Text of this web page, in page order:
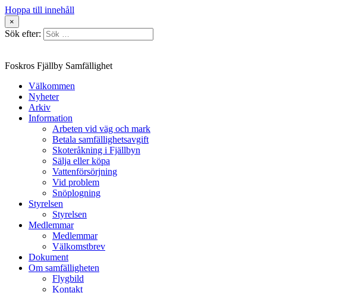
Hoppa till innehåll
×
Sök efter:
Foskros Fjällby Samfällighet
Välkommen
Nyheter
Arkiv
Information
Arbeten vid väg och mark
Betala samfällighetsavgift
Skoteråkning i Fjällbyn
Sälja eller köpa
Vattenförsörjning
Vid problem
Snöplogning
Styrelsen
Styrelsen
Medlemmar
Medlemmar
Välkomstbrev
Dokument
Om samfälligheten
Flygbild
Kontakt